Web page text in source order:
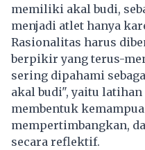
memiliki akal budi,
menjadi atlet hanya
Rasionalitas harus
berpikir yang terus-
sering dipahami
akal budi", yaitu
membentuk
mempertimbangkan,
secara reflektif.